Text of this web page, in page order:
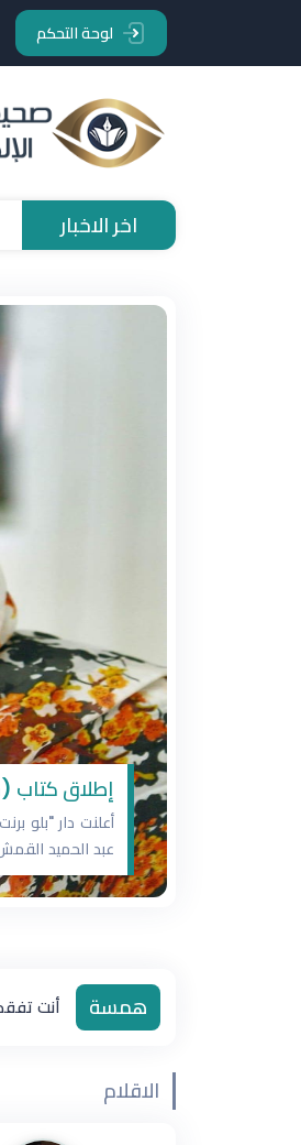
لوحة التحكم
اخر الاخبار
إطلاق كتاب
أعلنت دار "بلو
عبد الحميد
همسة أنت تفقد 100% من الفرص التي تتاح لك ولا
الاقلام